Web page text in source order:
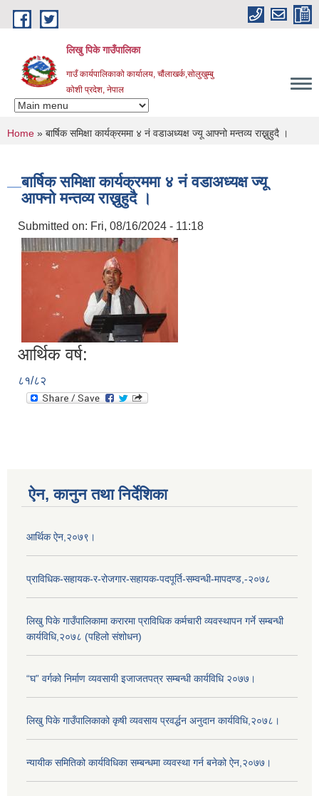
Skip to main content
लिखु पिके गाउँपालिका
गाउँ कार्यपालिकाको कार्यालय, चौंलाखर्क,सोलुखुम्बु
कोशी प्रदेश, नेपाल
You are here
Home » बार्षिक समिक्षा कार्यक्रममा ४ नं वडाअध्यक्ष ज्यू आफ्नो मन्तव्य राख्नुहुदै ।
बार्षिक समिक्षा कार्यक्रममा ४ नं वडाअध्यक्ष ज्यू
आफ्नो मन्तव्य राख्नुहुदै ।
Submitted on: Fri, 08/16/2024 - 11:18
आर्थिक वर्ष:
८१/८२
ऐन, कानुन तथा निर्देशिका
आर्थिक ऐन,२०७९।
प्राविधिक-सहायक-र-रोजगार-सहायक-पदपूर्ति-सम्वन्धी-मापदण्ड,-२०७८
लिखु पिके गाउँपालिकामा करारमा प्राविधिक कर्मचारी व्यवस्थापन गर्ने सम्बन्धी
कार्यविधि,२०७८ (पहिलो संशोधन)
“घ” वर्गको निर्माण व्यवसायी इजाजतपत्र सम्बन्धी कार्यविधि २०७७।
लिखु पिके गाउँपालिकाको कृषी व्यवसाय प्रवर्द्धन अनुदान कार्यविधि,२०७८।
न्यायीक समितिको कार्यविधिका सम्बन्धमा व्यवस्था गर्न बनेको ऐन,२०७७।